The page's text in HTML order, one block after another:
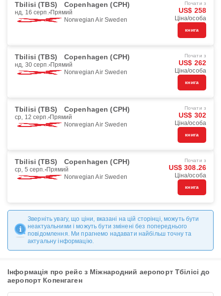
Tbilisi (TBS) Copenhagen (CPH)
нд, 16 серп. Прямий
Norwegian Air Sweden
Почати з
US$ 258
Ціна/особа
книга
Tbilisi (TBS) Copenhagen (CPH)
нд, 30 серп. Прямий
Norwegian Air Sweden
Почати з
US$ 262
Ціна/особа
книга
Tbilisi (TBS) Copenhagen (CPH)
ср, 12 серп. Прямий
Norwegian Air Sweden
Почати з
US$ 302
Ціна/особа
книга
Tbilisi (TBS) Copenhagen (CPH)
ср, 5 серп. Прямий
Norwegian Air Sweden
Почати з
US$ 308.26
Ціна/особа
книга
Зверніть увагу, що ціни, вказані на цій сторінці, можуть бути
неактуальними і можуть бути змінені без попереднього
повідомлення. Ми прагнемо надавати найбільш точну та
актуальну інформацію.
Інформація про рейс з Міжнародний аеропорт Тбілісі до
аеропорт Копенгаген